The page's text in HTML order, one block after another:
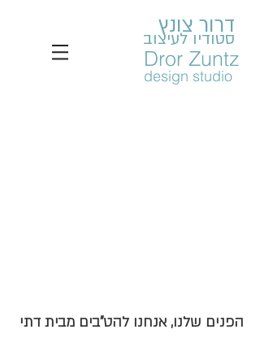
דרור צונץ
סטודיו לעיצוב
Dror Zuntz
design studio
הפנים שלנו, אנחנו להט"בים מבית דתי